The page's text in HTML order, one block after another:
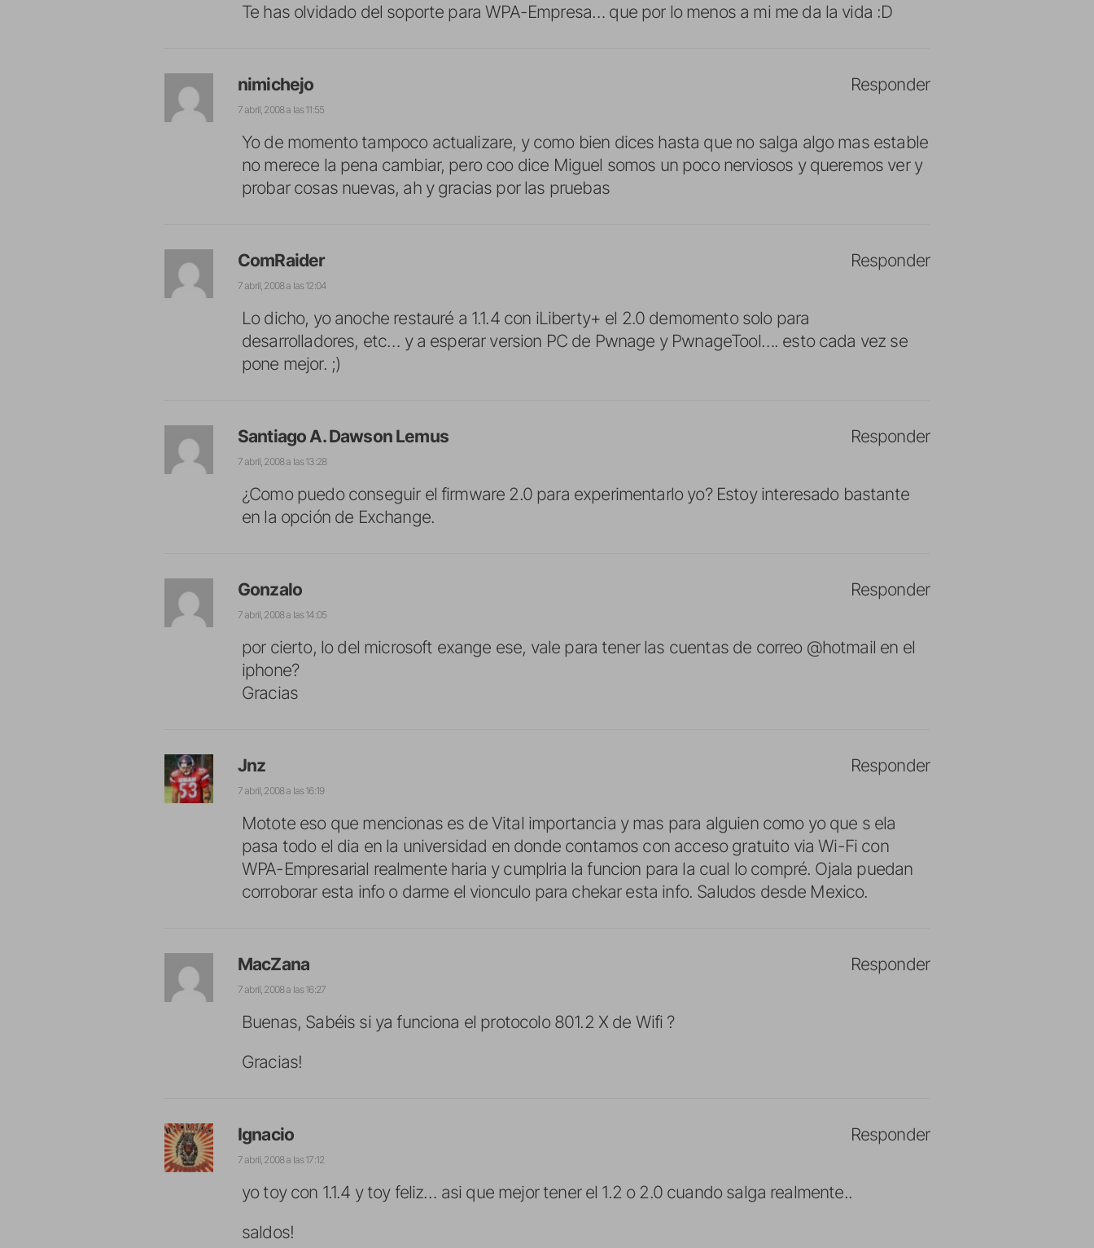
Te has olvidado del soporte para WPA-Empresa… que por lo menos a mi me da la vida :D
nimichejo
7 abril, 2008 a las 11:55
Yo de momento tampoco actualizare, y como bien dices hasta que no salga algo mas estable
no merece la pena cambiar, pero coo dice Miguel somos un poco nerviosos y queremos ver y
probar cosas nuevas, ah y gracias por las pruebas
Responder
ComRaider
7 abril, 2008 a las 12:04
Lo dicho, yo anoche restauré a 1.1.4 con iLiberty+ el 2.0 demomento solo para
desarrolladores, etc… y a esperar version PC de Pwnage y PwnageTool…. esto cada vez se
pone mejor. ;)
Responder
Santiago A. Dawson Lemus
7 abril, 2008 a las 13:28
¿Como puedo conseguir el firmware 2.0 para experimentarlo yo? Estoy interesado bastante
en la opción de Exchange.
Responder
Gonzalo
7 abril, 2008 a las 14:05
por cierto, lo del microsoft exange ese, vale para tener las cuentas de correo @hotmail en el
iphone?
Gracias
Responder
Jnz
7 abril, 2008 a las 16:19
Motote eso que mencionas es de Vital importancia y mas para alguien como yo que s ela
pasa todo el dia en la universidad en donde contamos con acceso gratuito via Wi-Fi con
WPA-Empresarial realmente haria y cumplria la funcion para la cual lo compré. Ojala puedan
corroborar esta info o darme el vionculo para chekar esta info. Saludos desde Mexico.
Responder
MacZana
7 abril, 2008 a las 16:27
Buenas, Sabéis si ya funciona el protocolo 801.2 X de Wifi ?
Gracias!
Responder
Ignacio
7 abril, 2008 a las 17:12
yo toy con 1.1.4 y toy feliz… asi que mejor tener el 1.2 o 2.0 cuando salga realmente..
saldos!
Responder